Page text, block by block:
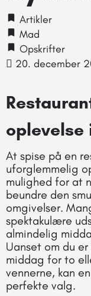
Artikler
Mad
Opskrifter
20. december
oplevelse
At spise på en
uforglemmelig
mulighed for at
beundre den
omgivelser.
spektakulære
almindelig
Uanset om du
middag for to
vennerne, kan
perfekte valg.